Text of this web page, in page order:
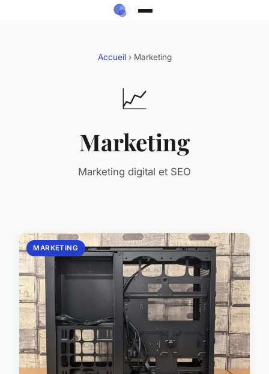
Accueil› Marketing
📈
Marketing
Marketing digital et SEO
MARKETING